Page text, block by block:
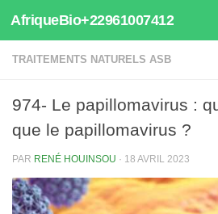
Au dessous du contenu
AfriqueBio+22961007412
TRAITEMENTS NATURELS ASB
974- Le papillomavirus :
que le papillomavirus ?
PAR RENÉ HOUINSOU · 18 AVRIL 2023